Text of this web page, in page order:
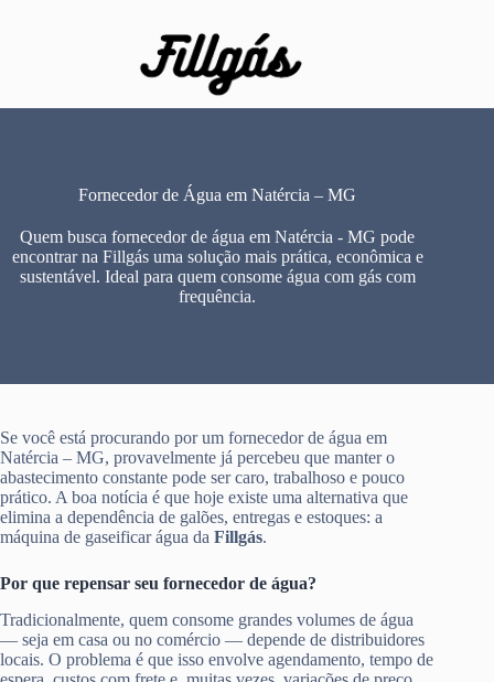
Fornecedor de Água em Natércia – MG
Quem busca fornecedor de água em Natércia - MG pode
encontrar na Fillgás uma solução mais prática, econômica e
sustentável. Ideal para quem consome água com gás com
frequência.
Se você está procurando por um fornecedor de água em
Natércia – MG, provavelmente já percebeu que manter o
abastecimento constante pode ser caro, trabalhoso e pouco
prático. A boa notícia é que hoje existe uma alternativa que
elimina a dependência de galões, entregas e estoques: a
máquina de gaseificar água da Fillgás.
Por que repensar seu fornecedor de água?
Tradicionalmente, quem consome grandes volumes de água
— seja em casa ou no comércio — depende de distribuidores
locais. O problema é que isso envolve agendamento, tempo de